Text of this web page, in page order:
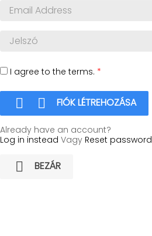
I agree to the terms. *
  FIÓK LÉTREHOZÁSA
Already have an account?
Log in instead Vagy Reset password
 BEZÁR